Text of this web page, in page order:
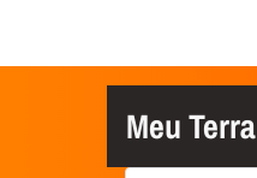
Meu Terra